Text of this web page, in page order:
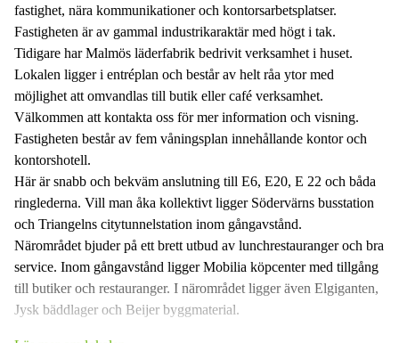
fastighet, nära kommunikationer och kontorsarbetsplatser.
Fastigheten är av gammal industrikaraktär med högt i tak.
Tidigare har Malmös läderfabrik bedrivit verksamhet i huset.
Lokalen ligger i entréplan och består av helt råa ytor med
möjlighet att omvandlas till butik eller café verksamhet.
Välkommen att kontakta oss för mer information och visning.
Fastigheten består av fem våningsplan innehållande kontor och
kontorshotell.
Här är snabb och bekväm anslutning till E6, E20, E 22 och båda
ringlederna. Vill man åka kollektivt ligger Södervärns busstation
och Triangelns citytunnelstation inom gångavstånd.
Närområdet bjuder på ett brett utbud av lunchrestauranger och bra
service. Inom gångavstånd ligger Mobilia köpcenter med tillgång
till butiker och restauranger. I närområdet ligger även Elgiganten,
Jysk bäddlager och Beijer byggmaterial.